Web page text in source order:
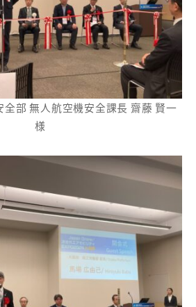
全部 無人航空機安全課長 齋藤 賢一
様